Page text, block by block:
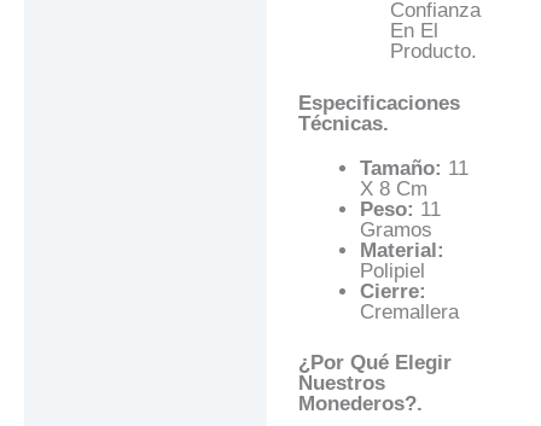
Confianza
En El
Producto.
Especificaciones
Técnicas.
Tamaño: 11
X 8 Cm
Peso: 11
Gramos
Material:
Polipiel
Cierre:
Cremallera
¿Por Qué Elegir
Nuestros
Monederos?.